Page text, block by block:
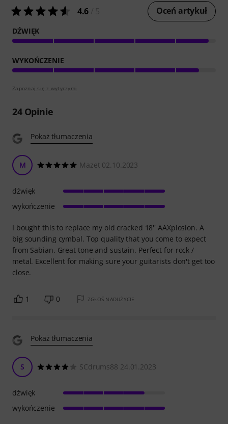
4.6 Oceń artykuł
DŹWIĘK
WYKOŃCZENIE
Zapoznaj się z wytyczymi
24Opinie
Pokaż tłumaczenia
M Mazet 02.10.2023
I bought this to replace my old cracked 18'' AAXplosion. A
big sounding cymbal. Top quality that you come to expect
from Sabian. Great tone and sustain. Perfect for rock /
metal. Excellent for making sure your guitarists don't get too
close.
dźwięk
wykończenie
1 0 ZGŁOŚ NADUŻYCIE
Pokaż tłumaczenia
S SCdrums88 24.01.2023
dźwięk
wykończenie